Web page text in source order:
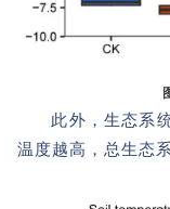
此外，生态系
温度越高，总生态